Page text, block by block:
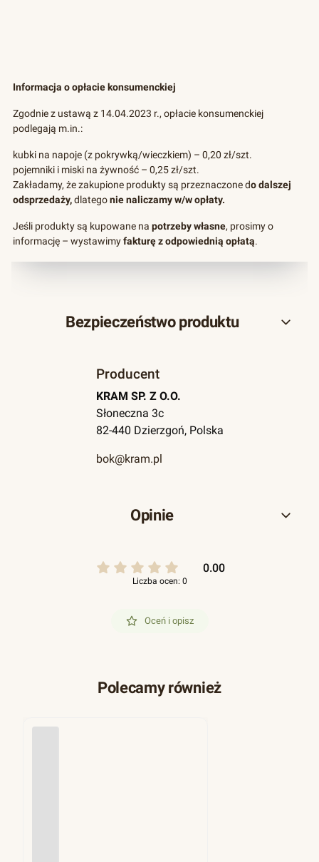
Informacja o opłacie konsumenckiej
Zgodnie z ustawą z 14.04.2023 r., opłacie konsumenckiej
podlegają m.in.:
kubki na napoje (z pokrywką/wieczkiem) – 0,20 zł/szt.
pojemniki i miski na żywność – 0,25 zł/szt.
Zakładamy, że zakupione produkty są przeznaczone do dalszej
odsprzedaży,dlategonie naliczamy w/w opłaty.
Jeśli produkty są kupowane na potrzeby własne, prosimy o
informację – wystawimyfakturę z odpowiednią opłatą.
Bezpieczeństwo produktu
Producent
KRAM SP. Z O.O.
Słoneczna 3c
82-440 Dzierzgoń, Polska
bok@kram.pl
Opinie
0.00
Liczba ocen: 0
Oceń i opisz
Polecamy również